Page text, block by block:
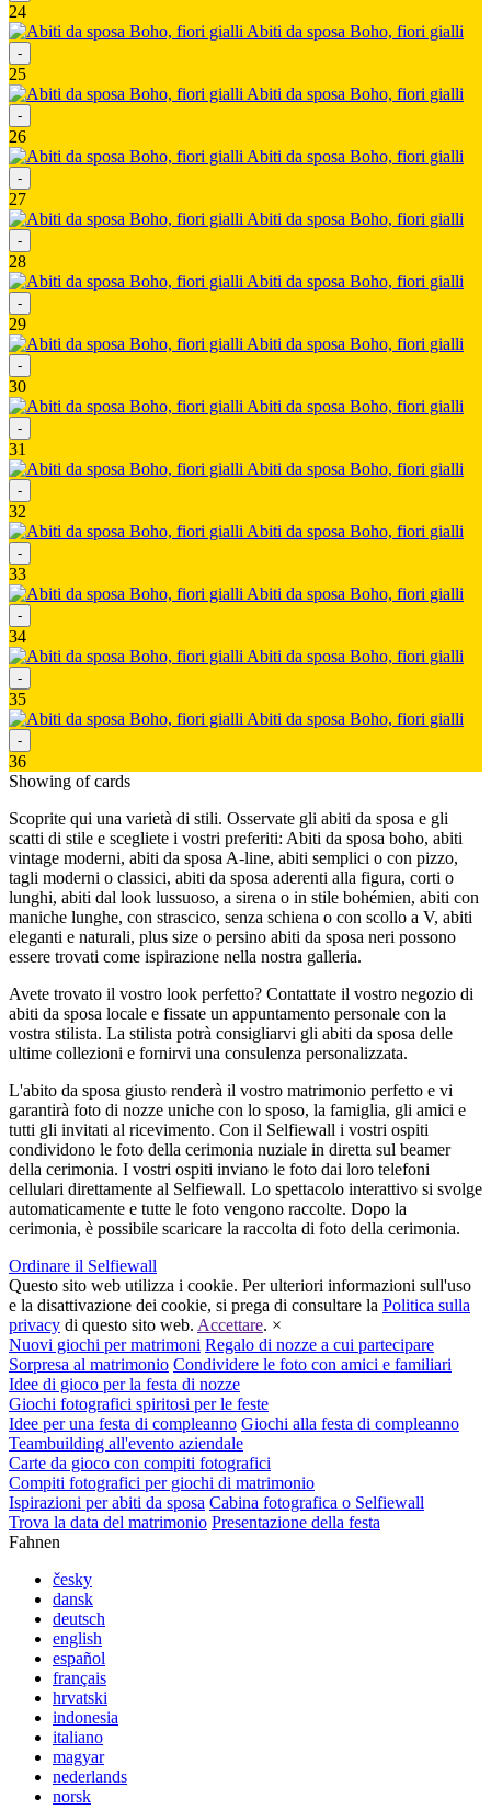
24
Abiti da sposa Boho, fiori gialli
-
25
Abiti da sposa Boho, fiori gialli
-
26
Abiti da sposa Boho, fiori gialli
-
27
Abiti da sposa Boho, fiori gialli
-
28
Abiti da sposa Boho, fiori gialli
-
29
Abiti da sposa Boho, fiori gialli
-
30
Abiti da sposa Boho, fiori gialli
-
31
Abiti da sposa Boho, fiori gialli
-
32
Abiti da sposa Boho, fiori gialli
-
33
Abiti da sposa Boho, fiori gialli
-
34
Abiti da sposa Boho, fiori gialli
-
35
Abiti da sposa Boho, fiori gialli
-
36
Showing ofcards
Scoprite qui una varietà di stili. Osservate gli abiti da sposa e gli
scatti di stile e scegliete i vostri preferiti: Abiti da sposa boho, abiti
vintage moderni, abiti da sposa A-line, abiti semplici o con pizzo,
tagli moderni o classici, abiti da sposa aderenti alla figura, corti o
lunghi, abiti dal look lussuoso, a sirena o in stile bohémien, abiti con
maniche lunghe, con strascico, senza schiena o con scollo a V, abiti
eleganti e naturali, plus size o persino abiti da sposa neri possono
essere trovati come ispirazione nella nostra galleria.
Avete trovato il vostro look perfetto? Contattate il vostro negozio di
abiti da sposa locale e fissate un appuntamento personale con la
vostra stilista. La stilista potrà consigliarvi gli abiti da sposa delle
ultime collezioni e fornirvi una consulenza personalizzata.
L'abito da sposa giusto renderà il vostro matrimonio perfetto e vi
garantirà foto di nozze uniche con lo sposo, la famiglia, gli amici e
tutti gli invitati al ricevimento. Con il Selfiewall i vostri ospiti
condividono le foto della cerimonia nuziale in diretta sul beamer
della cerimonia. I vostri ospiti inviano le foto dai loro telefoni
cellulari direttamente al Selfiewall. Lo spettacolo interattivo si svolge
automaticamente e tutte le foto vengono raccolte. Dopo la
cerimonia, è possibile scaricare la raccolta di foto della cerimonia.
Ordinare il Selfiewall
Questo sito web utilizza i cookie. Per ulteriori informazioni sull'uso
e la disattivazione dei cookie, si prega di consultare la Politica sulla
privacy di questo sito web. Accettare. ×
Nuovi giochi per matrimoni Regalo di nozze a cui partecipare
Sorpresa al matrimonio Condividere le foto con amici e familiari
Idee di gioco per la festa di nozze
Giochi fotografici spiritosi per le feste
Idee per una festa di compleanno Giochi alla festa di compleanno
Teambuilding all'evento aziendale
Carte da gioco con compiti fotografici
Compiti fotografici per giochi di matrimonio
Ispirazioni per abiti da sposa Cabina fotografica o Selfiewall
Trova la data del matrimonio Presentazione della festa
Fahnen
česky
dansk
deutsch
english
español
français
hrvatski
indonesia
italiano
magyar
nederlands
norsk